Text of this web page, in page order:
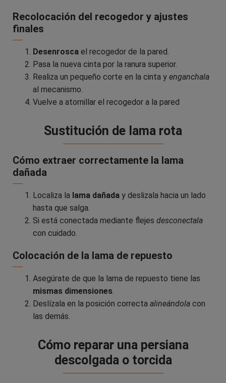
Recolocación del recogedor y ajustes
finales
Desenrosca el recogedor de la pared.
Pasa la nueva cinta por la ranura superior.
Realiza un pequeño corte en la cinta y enganchala
al mecanismo.
Vuelve a atornillar el recogedor a la pared
Sustitución de lama rota
Cómo extraer correctamente la lama
dañada
Localiza la lama dañada y deslizala hacia un lado
hasta que salga.
Si está conectada mediante flejes desconectala
con cuidado.
Colocación de la lama de repuesto
Asegúrate de que la lama de repuesto tiene las
mismas dimensiones.
Deslízala en la posición correcta alineándola con
las demás.
Cómo reparar una persiana
descolgada o torcida